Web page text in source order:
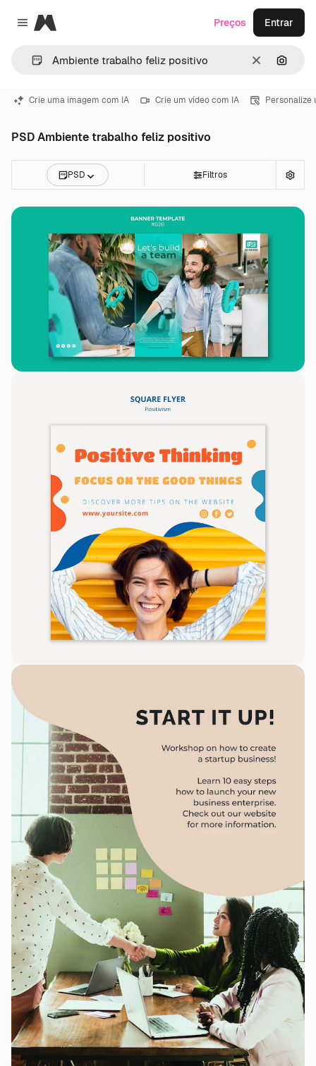
Close menu
Magnific
Limpar
Preços Entrar
Crie uma imagem com IA Crie um vídeo com IA Personalize
PSD Ambiente trabalho feliz positivo
PSD Filtros